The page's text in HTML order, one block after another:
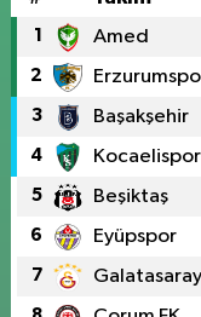
1 Amed
2
3 Başakşehir
4 Kocaelispor
5 Beşiktaş
6 Eyüpspor
7 Galatasaray